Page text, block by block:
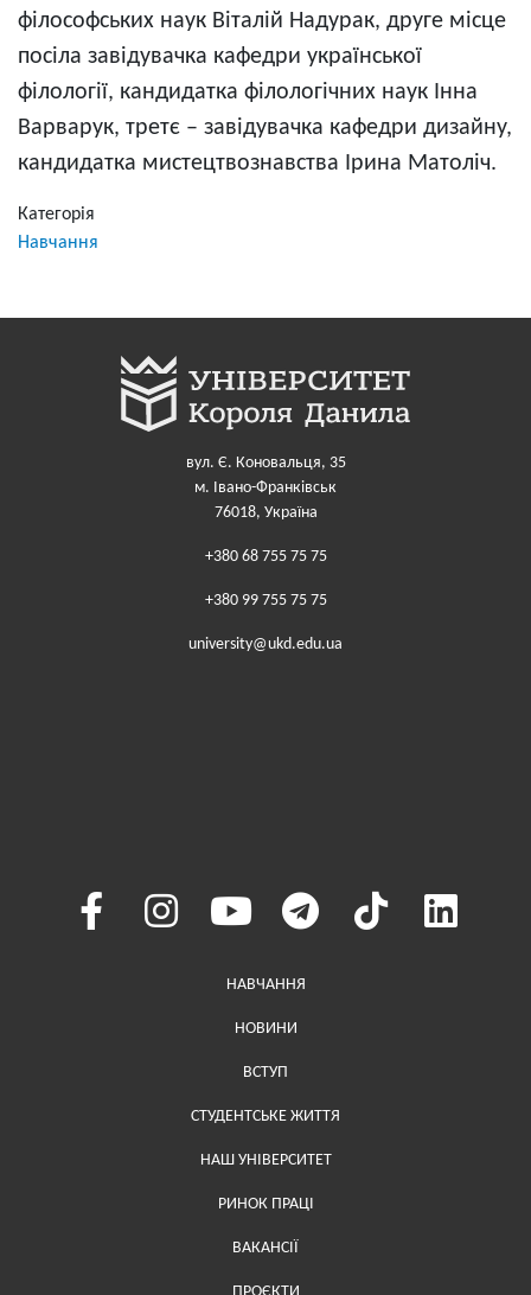
філософських наук Віталій Надурак, друге місце
посіла завідувачка кафедри української
філології, кандидатка філологічних наук Інна
Варварук, третє – завідувачка кафедри дизайну,
кандидатка мистецтвознавства Ірина Матоліч.
Категорія
Навчання
вул. Є. Коновальця, 35
м. Івано-Франківськ
76018, Україна
+380 68 755 75 75
+380 99 755 75 75
university@ukd.edu.ua
Меню у хедері
НАВЧАННЯ
НОВИНИ
ВСТУП
СТУДЕНТСЬКЕ ЖИТТЯ
НАШ УНІВЕРСИТЕТ
РИНОК ПРАЦІ
ВАКАНСІЇ